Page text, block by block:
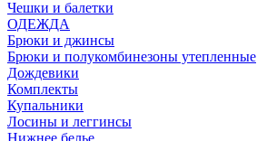
Чешки и балетки
ОДЕЖДА
Брюки и джинсы
Брюки и полукомбинезоны утепленные
Дождевики
Комплекты
Купальники
Лосины и леггинсы
Нижнее белье